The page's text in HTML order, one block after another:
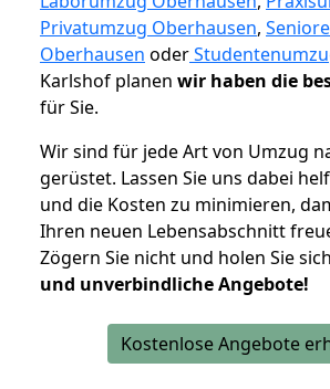
Privatumzug Oberhausen,
Oberhausen oder
Karlshof planen wir haben die
für Sie.
Wir sind für jede Art von Umzug
gerüstet. Lassen Sie uns dabei
und die Kosten zu minimieren,
Ihren neuen Lebensabschnitt
Zögern Sie nicht und holen Sie sich
und unverbindliche Angebote!
Kostenlose Angebote